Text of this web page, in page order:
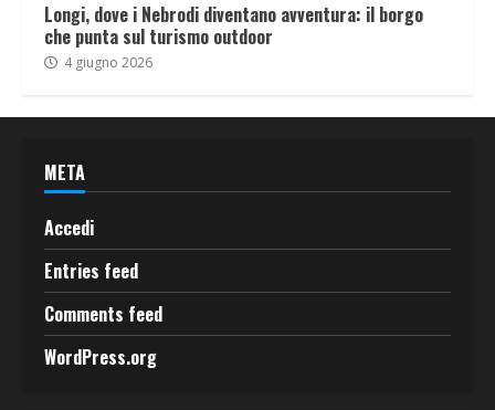
Longi, dove i Nebrodi diventano avventura: il borgo
che punta sul turismo outdoor
4 giugno 2026
META
Accedi
Entries feed
Comments feed
WordPress.org